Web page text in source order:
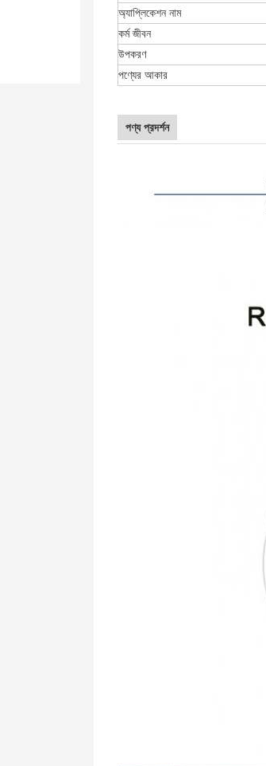
অ্যাপ্লিকেশন নাম
কর্ম জীবন
উপকরণ
পণ্যের আকার
পণ্য প্রদর্শন